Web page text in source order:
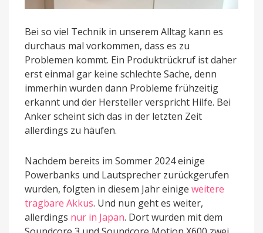
Bei so viel Technik in unserem Alltag kann es
durchaus mal vorkommen, dass es zu
Problemen kommt. Ein Produktrückruf ist daher
erst einmal gar keine schlechte Sache, denn
immerhin wurden dann Probleme frühzeitig
erkannt und der Hersteller verspricht Hilfe. Bei
Anker scheint sich das in der letzten Zeit
allerdings zu häufen.
Nachdem bereits im Sommer 2024 einige
Powerbanks und Lautsprecher zurückgerufen
wurden, folgten in diesem Jahr einige weitere
tragbare Akkus. Und nun geht es weiter,
allerdings nur in Japan. Dort wurden mit dem